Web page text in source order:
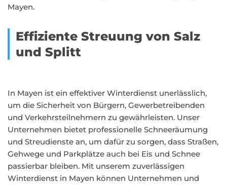
Mayen.
Effiziente Streuung von Salz
und Splitt
In Mayen ist ein effektiver Winterdienst unerlässlich,
um die Sicherheit von Bürgern, Gewerbetreibenden
und Verkehrsteilnehmern zu gewährleisten. Unser
Unternehmen bietet professionelle Schneeräumung
und Streudienste an, um dafür zu sorgen, dass Straßen,
Gehwege und Parkplätze auch bei Eis und Schnee
passierbar bleiben. Mit unserem zuverlässigen
Winterdienst in Mayen können Unternehmen und